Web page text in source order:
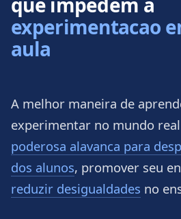
experimentacao
aula
A melhor maneira de
experimentar no mundo
poderosa alavanca para
dos alunos, promover seu
reduzir desigualdades no